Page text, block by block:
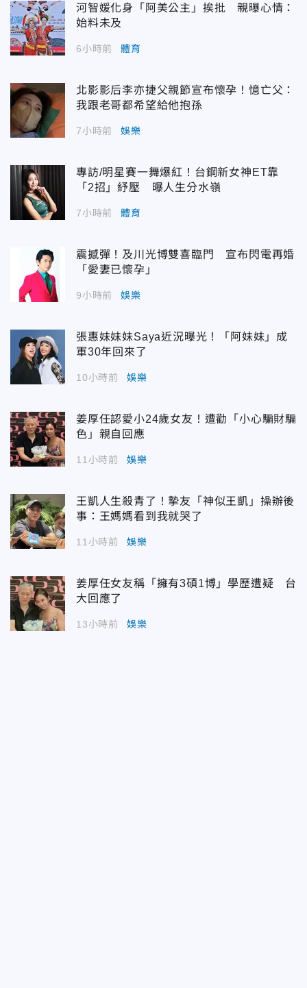
河智媛化身「阿美公主」挨批 親曝心情：
始料未及
6小時前 體育
北影影后李亦捷父親節宣布懷孕！憶亡父：
我跟老哥都希望給他抱孫
7小時前 娛樂
專訪/明星賽一舞爆紅！台鋼新女神ET靠
「2招」紓壓 曝人生分水嶺
7小時前 體育
震撼彈！及川光博雙喜臨門 宣布閃電再婚
「愛妻已懷孕」
9小時前 娛樂
張惠妹妹妹Saya近況曝光！「阿妹妹」成
軍30年回來了
10小時前 娛樂
姜厚任認愛小24歲女友！遭勸「小心騙財騙
色」親自回應
11小時前 娛樂
王凱人生殺青了！摯友「神似王凱」操辦後
事：王媽媽看到我就哭了
11小時前 娛樂
姜厚任女友稱「擁有3碩1博」學歷遭疑 台
大回應了
13小時前 娛樂